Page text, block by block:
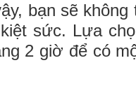
bạn sẽ không
sức. Lựa
2 giờ để có